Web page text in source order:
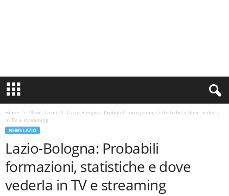
n
Home News Lazio
Lazio-Bologna: Probabili formazioni, statistiche e dove vederla
in TV e streaming
NEWS LAZIO
Lazio-Bologna: Probabili
formazioni, statistiche e dove
vederla in TV e streaming